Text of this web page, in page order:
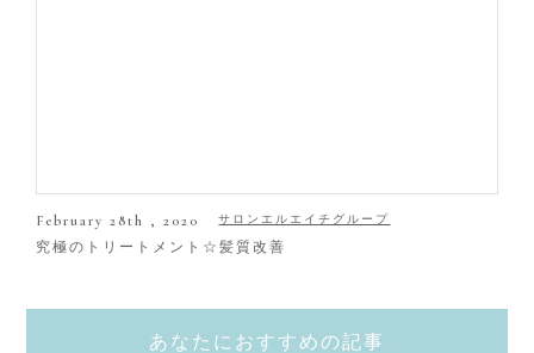
February 28th , 2020 サロンエルエイチグループ
究極のトリートメント☆髪質改善
あなたにおすすめの記事